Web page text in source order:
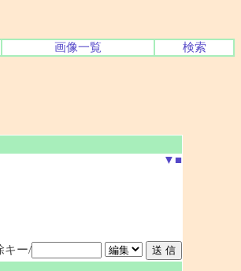
画像一覧 検索
▼ ■
キー/